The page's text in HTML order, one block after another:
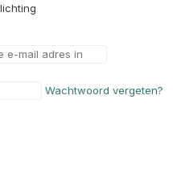
Wachtwoord vergeten?